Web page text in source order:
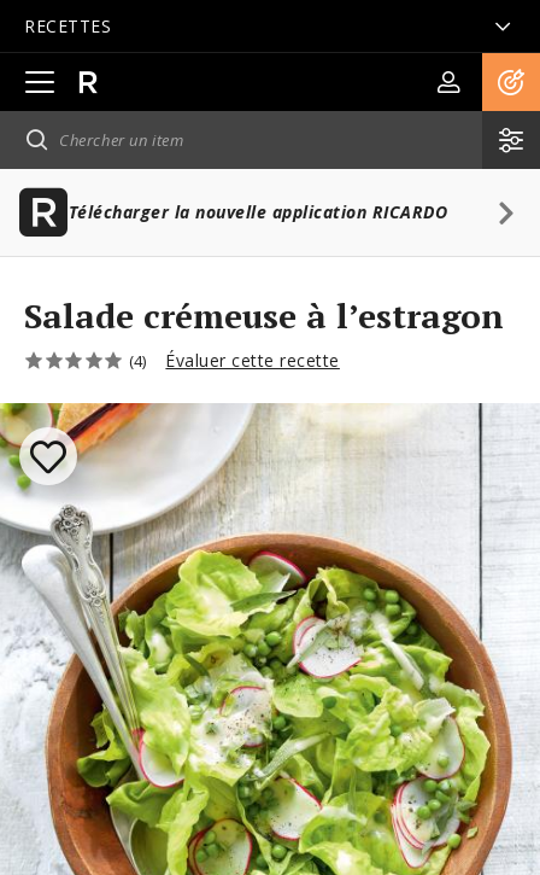
RECETTES
Ouvrir
la
navigation
principale
Télécharger la nouvelle application RICARDO
Salade crémeuse à l’estragon
(4) Évaluer cette recette